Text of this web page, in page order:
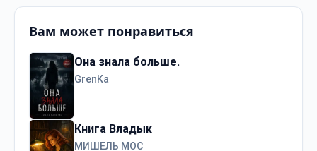
Вам может понравиться
Она знала больше.
GrenKa
Книга Владык
МИШЕЛЬ МОС